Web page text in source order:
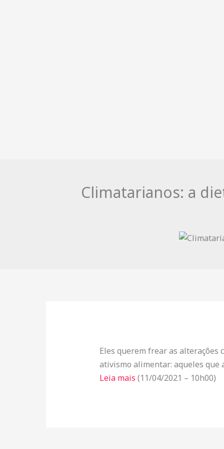
Climatarianos: a
Eles querem frear as alterações
ativismo alimentar: aqueles que
Leia mais (11/04/2021 – 10h00)